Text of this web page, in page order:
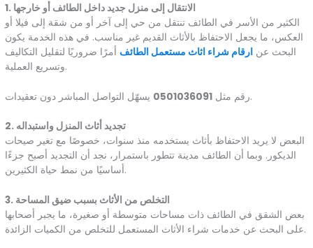
1. الانتقال إلى منزل جديد داخل الطائف أو خارجها
الكثير من الأسر في الطائف تنتقل من حي إلى آخر أو من شقة إلى فيلا أو
العكس، ما يجعل الاحتفاظ بالأثاث القديم غير مناسب. في هذه الخدمة يكون
البحث عن ارقام شراء اثاث مستعمل الطائف أمرًا ضروريًا لتقليل التكاليف
وتسريع العملية.
رقم مثل 0501036091 يسهّل التواصل المباشر دون تعقيدات.
2. تجديد أثاث المنزل واستبداله
البعض لا يريد الاحتفاظ بأثاث يستخدمه منذ سنوات، خصوصًا مع تغير صيحات
الديكور. وبما أن الطائف مدينة تتطور باستمرار، نجد أن التجديد أصبح جزءًا
أساسيًا من نمط حياة الكثيرين.
3. التخلص من الأثاث بسبب ضيق المساحة
بعض الشقق في الطائف ذات مساحات متوسطة أو صغيرة، ما يجبر أصحابها
على البحث عن خدمات شراء الأثاث المستعمل للتخلص من الكميات الزائدة.